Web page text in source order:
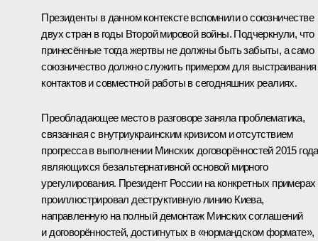
Президенты в данном контексте вспомнили о союзничестве
двух стран в годы Второй мировой войны. Подчеркнули, что
принесённые тогда жертвы не должны быть забыты, а само
союзничество должно служить примером для выстраивания
контактов и совместной работы в сегодняшних реалиях.
Преобладающее место в разговоре заняла проблематика,
связанная с внутриукраинским кризисом и отсутствием
прогресса в выполнении Минских договорённостей 2015
являющихся безальтернативной основой мирного
урегулирования. Президент России на конкретных примерах
проиллюстрировал деструктивную линию Киева,
направленную на полный демонтаж Минских соглашений
и договорённостей, достигнутых в «нормандском формате»,